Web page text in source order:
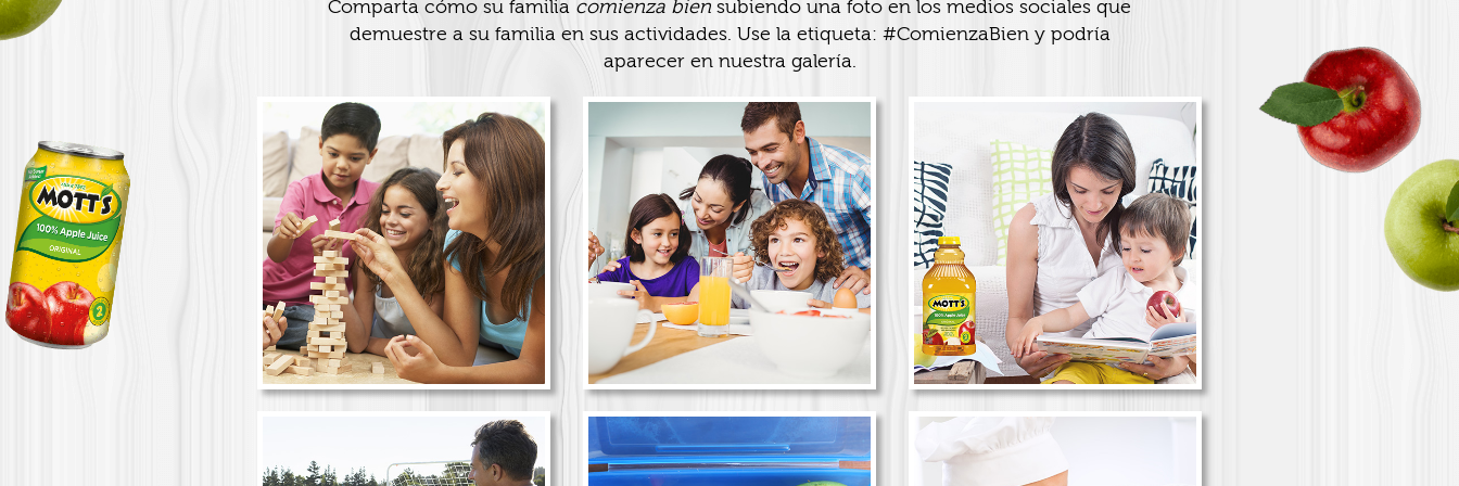
Comparta cómo su familia comienza bien subiendo una foto en los medios sociales que
demuestre a su familia en sus actividades. Use la etiqueta: #ComienzaBien y podría
aparecer en nuestra galería.